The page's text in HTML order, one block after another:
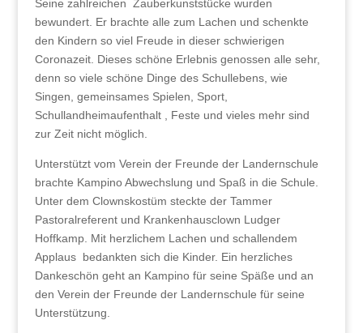
Seine zahlreichen Zauberkunststücke wurden
bewundert. Er brachte alle zum Lachen und schenkte
den Kindern so viel Freude in dieser schwierigen
Coronazeit. Dieses schöne Erlebnis genossen alle sehr,
denn so viele schöne Dinge des Schullebens, wie
Singen, gemeinsames Spielen, Sport,
Schullandheimaufenthalt , Feste und vieles mehr sind
zur Zeit nicht möglich.
Unterstützt vom Verein der Freunde der Landernschule
brachte Kampino Abwechslung und Spaß in die Schule.
Unter dem Clownskostüm steckte der Tammer
Pastoralreferent und Krankenhausclown Ludger
Hoffkamp. Mit herzlichem Lachen und schallendem
Applaus bedankten sich die Kinder. Ein herzliches
Dankeschön geht an Kampino für seine Späße und an
den Verein der Freunde der Landernschule für seine
Unterstützung.